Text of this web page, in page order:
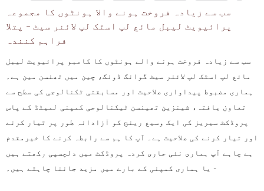
سب سے زیادہ فروخت ہونے والا ہونٹوں کا مجموعہ
پرائیویٹ لیبل مائع لپ اسٹک لپ لائنر سیٹ - پتلا
فراہم کنندہ
سب سے زیادہ فروخت ہونے والے ہونٹوں کا کامبو پرائیویٹ لیبل
مائع لپ اسٹک لپ لائنر سیٹ گوانگ ڈونگ، چین میں تھنسن مین ہے۔
ہماری مضبوط پیداواری صلاحیت اور مسابقتی ٹکنالوجی کی سطح سے
تعاون یافتہ، شینزین تھینسن ٹیکنالوجی کمپنی لمیٹڈ کے پاس
پروڈکٹ سیریز کی ایک وسیع رینج کو آزادانہ طور پر تیار کرنے
اور تیار کرنے کی صلاحیت ہے۔ آپ کا ہم سے رابطہ کرنے کا خیرمقدم
ہے چاہے آپ ہماری نئی جاری کردہ پروڈکٹ میں دلچسپی رکھتے ہیں
- یا ہماری کمپنی کے بارے میں مزید جاننا چاہتے ہیں۔